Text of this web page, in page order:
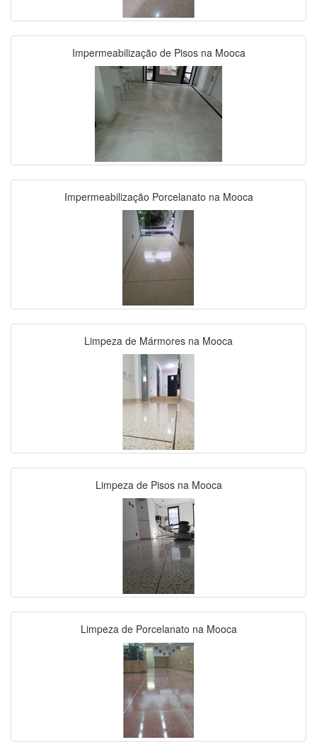
Impermeabilização de Pisos na Mooca
Impermeabilização Porcelanato na Mooca
Limpeza de Mármores na Mooca
Limpeza de Pisos na Mooca
Limpeza de Porcelanato na Mooca